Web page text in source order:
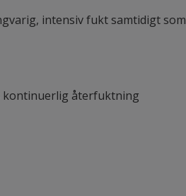
intensiv fukt samtidigt
kontinuerlig återfuktning